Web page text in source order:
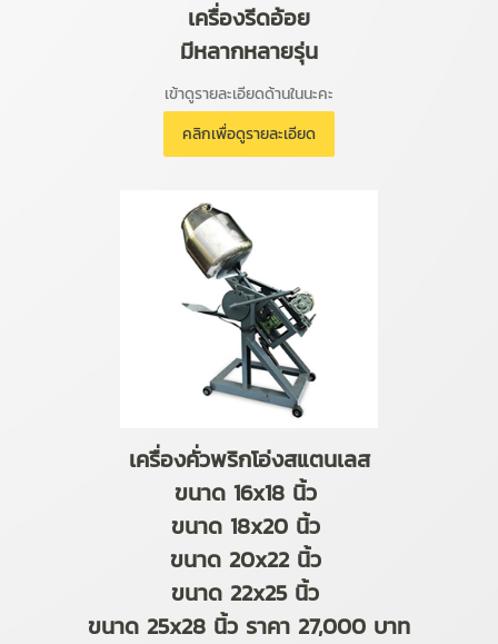
เครื่องรีดอ้อย
มีหลากหลายรุ่น
เข้าดูรายละเอียดด้านในนะคะ
คลิกเพื่อดูรายละเอียด
เครื่องคั่วพริกโอ่งสแตนเลส
ขนาด 16x18 นิ้ว
ขนาด 18x20 นิ้ว
ขนาด 20x22 นิ้ว
ขนาด 22x25 นิ้ว
ขนาด 25x28 นิ้ว ราคา 27,000 บาท